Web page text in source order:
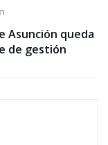
Asunción queda
de gestión